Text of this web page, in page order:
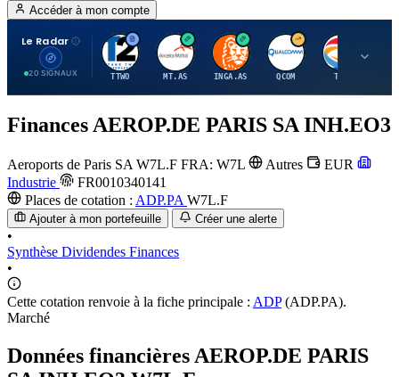
Accéder à mon compte
Le Radar
20 SIGNAUX
T
TTWO
A
MT.AS
I
INGA.AS
Q
QCOM
T
TTE
Finances AEROP.DE PARIS SA INH.EO3
Aeroports de Paris SA W7L.F FRA: W7L Autres
EUR
Industrie
FR0010340141
Places de cotation : ADP.PA W7L.F
Ajouter à mon portefeuille Créer une alerte
•
Synthèse Dividendes Finances
•
Cette cotation renvoie à la fiche principale : ADP(ADP.PA).
Marché
Données financières AEROP.DE PARIS